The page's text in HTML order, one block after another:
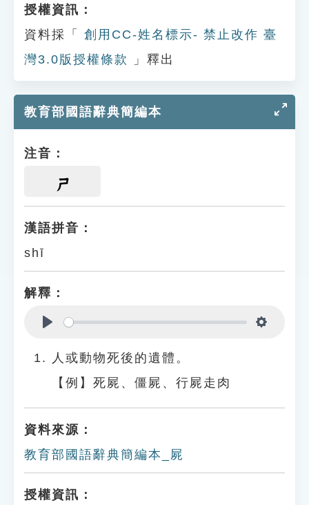
授權資訊：
資料採「
創用CC-姓名標示- 禁止改作 臺
灣3.0版授權條款
」釋出
教育部國語辭典簡編本
注音：
ㄕ
漢語拼音：
shī
解釋：
人或動物死後的遺體。
【例】死屍、僵屍、行屍走肉
資料來源：
教育部國語辭典簡編本_屍
授權資訊：